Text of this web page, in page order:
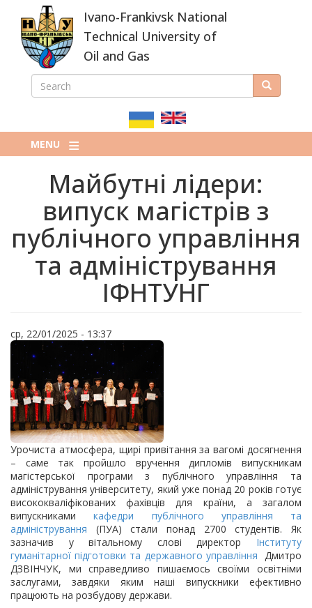
main
content
Ivano-Frankivsk National
Technical University of
Oil and Gas
ПОШУКОВА
SEARCH Search
MENU
Майбутні лідери:
випуск магістрів з
публічного управління
та адміністрування
ІФНТУНГ
ср, 22/01/2025 - 13:37
Урочиста атмосфера, щирі привітання за вагомі досягнення
– саме так пройшло вручення дипломів випускникам
магістерської програми з публічного управління та
адміністрування університету, який уже понад 20 років готує
висококваліфікованих фахівців для країни, а загалом
випускникамикафедри публічного управління та
адміністрування (ПУА) стали понад 2700 студентів. Як
зазначив у вітальному слові директор Інституту
гуманітарної підготовки та державного управління Дмитро
ДЗВІНЧУК, ми справедливо пишаємось своїми освітніми
заслугами, завдяки яким наші випускники ефективно
працюють на розбудову держави.